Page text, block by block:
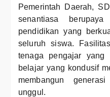
Pemerintah Daerah,
senantiasa
pendidikan yang
seluruh siswa.
tenaga pengajar yang
belajar yang kondusif
membangun
unggul.